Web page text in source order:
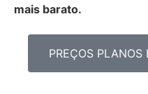
mais barato.
PREÇOS